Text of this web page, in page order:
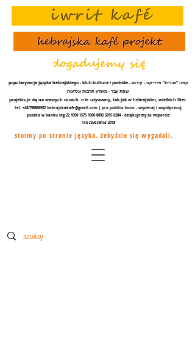
popularyzacja języka hebrajskiego - klub kultura i podróże - קפה "עברית" פרוייקט - קידום
שפת עֵבֶר - מועדון תרבות ונסיעות
projektuje się na waszych oczach.nie używamy, tak jak w hebrajskim, wielkich liter.
tel. +48/798866952 hebrajskakafe@gmail.com | pro publico bono - wspieraj i współpracuj
puszka w banku ing22 1050 1575 1000 0092 5815 0284- dziękujemy za wsparcie
rok założenia 2018
stoimy po stronie języka. żebyście się wygadali.